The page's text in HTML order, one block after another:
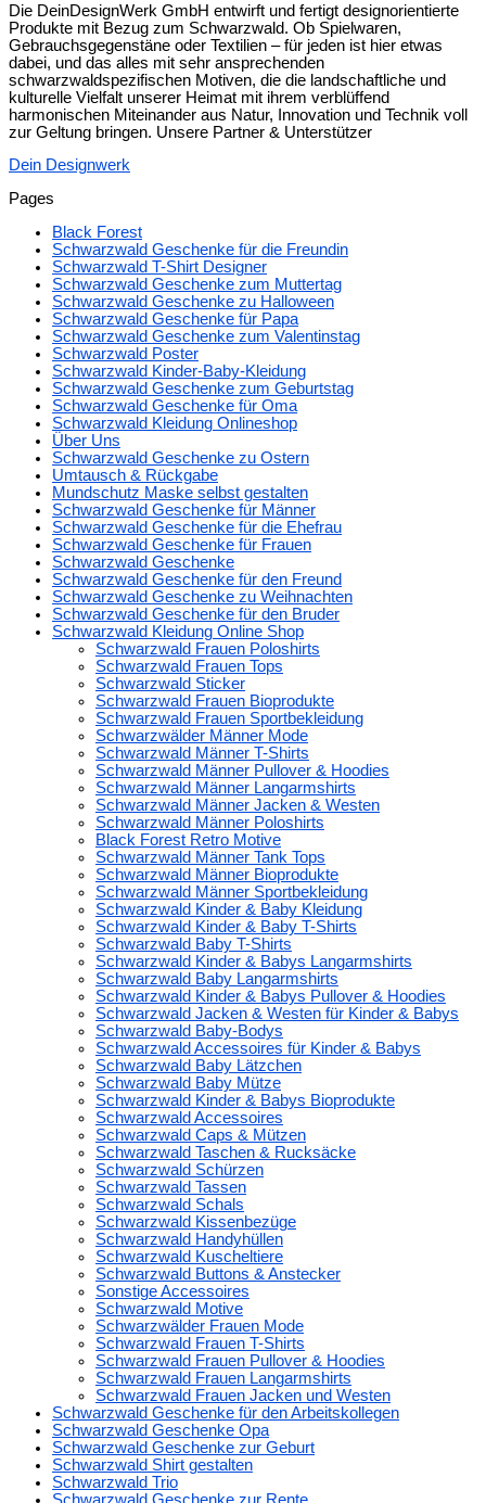
Die DeinDesignWerk GmbH entwirft und fertigt designorientierte
Produkte mit Bezug zum Schwarzwald. Ob Spielwaren,
Gebrauchsgegenstäne oder Textilien – für jeden ist hier etwas
dabei, und das alles mit sehr ansprechenden
schwarzwaldspezifischen Motiven, die die landschaftliche und
kulturelle Vielfalt unserer Heimat mit ihrem verblüffend
harmonischen Miteinander aus Natur, Innovation und Technik voll
zur Geltung bringen. Unsere Partner & Unterstützer
Dein Designwerk
Pages
Black Forest
Schwarzwald Geschenke für die Freundin
Schwarzwald T-Shirt Designer
Schwarzwald Geschenke zum Muttertag
Schwarzwald Geschenke zu Halloween
Schwarzwald Geschenke für Papa
Schwarzwald Geschenke zum Valentinstag
Schwarzwald Poster
Schwarzwald Kinder-Baby-Kleidung
Schwarzwald Geschenke zum Geburtstag
Schwarzwald Geschenke für Oma
Schwarzwald Kleidung Onlineshop
Über Uns
Schwarzwald Geschenke zu Ostern
Umtausch & Rückgabe
Mundschutz Maske selbst gestalten
Schwarzwald Geschenke für Männer
Schwarzwald Geschenke für die Ehefrau
Schwarzwald Geschenke für Frauen
Schwarzwald Geschenke
Schwarzwald Geschenke für den Freund
Schwarzwald Geschenke zu Weihnachten
Schwarzwald Geschenke für den Bruder
Schwarzwald Kleidung Online Shop
Schwarzwald Frauen Poloshirts
Schwarzwald Frauen Tops
Schwarzwald Sticker
Schwarzwald Frauen Bioprodukte
Schwarzwald Frauen Sportbekleidung
Schwarzwälder Männer Mode
Schwarzwald Männer T-Shirts
Schwarzwald Männer Pullover & Hoodies
Schwarzwald Männer Langarmshirts
Schwarzwald Männer Jacken & Westen
Schwarzwald Männer Poloshirts
Black Forest Retro Motive
Schwarzwald Männer Tank Tops
Schwarzwald Männer Bioprodukte
Schwarzwald Männer Sportbekleidung
Schwarzwald Kinder & Baby Kleidung
Schwarzwald Kinder & Baby T-Shirts
Schwarzwald Baby T-Shirts
Schwarzwald Kinder & Babys Langarmshirts
Schwarzwald Baby Langarmshirts
Schwarzwald Kinder & Babys Pullover & Hoodies
Schwarzwald Jacken & Westen für Kinder & Babys
Schwarzwald Baby-Bodys
Schwarzwald Accessoires für Kinder & Babys
Schwarzwald Baby Lätzchen
Schwarzwald Baby Mütze
Schwarzwald Kinder & Babys Bioprodukte
Schwarzwald Accessoires
Schwarzwald Caps & Mützen
Schwarzwald Taschen & Rucksäcke
Schwarzwald Schürzen
Schwarzwald Tassen
Schwarzwald Schals
Schwarzwald Kissenbezüge
Schwarzwald Handyhüllen
Schwarzwald Kuscheltiere
Schwarzwald Buttons & Anstecker
Sonstige Accessoires
Schwarzwald Motive
Schwarzwälder Frauen Mode
Schwarzwald Frauen T-Shirts
Schwarzwald Frauen Pullover & Hoodies
Schwarzwald Frauen Langarmshirts
Schwarzwald Frauen Jacken und Westen
Schwarzwald Geschenke für den Arbeitskollegen
Schwarzwald Geschenke Opa
Schwarzwald Geschenke zur Geburt
Schwarzwald Shirt gestalten
Schwarzwald Trio
Schwarzwald Geschenke zur Rente